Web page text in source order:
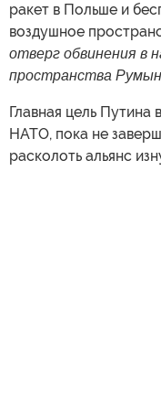
ракет в Польше и
воздушное
отверг обвинения в
пространства
Главная цель
НАТО, пока не
расколоть альянс